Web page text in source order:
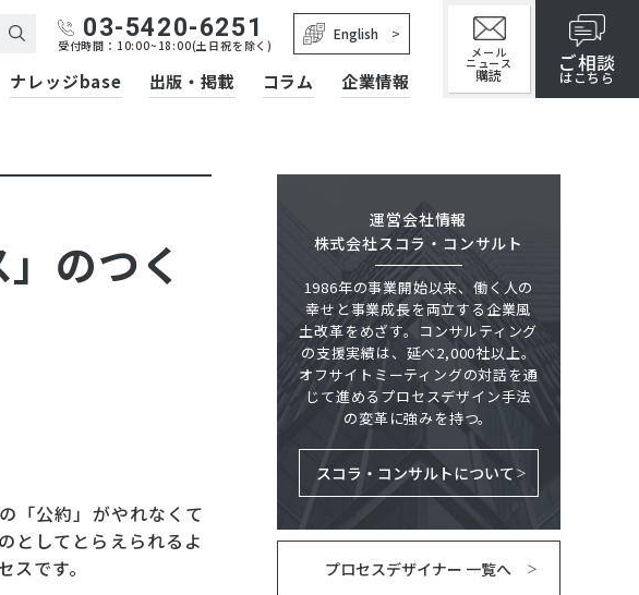
03-5420-6251
受付時間：10:00~18:00(土日祝を除く)
English
ナレッジbase 出版・掲載 コラム 企業情報
メール
ニュース
購読 ご相談
はこちら
のつく
「公約」がやれなくて
としてとらえられるよ
です。
運営会社情報
株式会社スコラ・コンサルト
1986年の事業開始以来、働く人の
幸せと事業成長を両立する企業風
土改革をめざす。コンサルティング
の支援実績は、延べ2,000社以上。
オフサイトミーティングの対話を通
じて進めるプロセスデザイン手法
の変革に強みを持つ。
スコラ・コンサルトについて
プロセスデザイナー 一覧へ